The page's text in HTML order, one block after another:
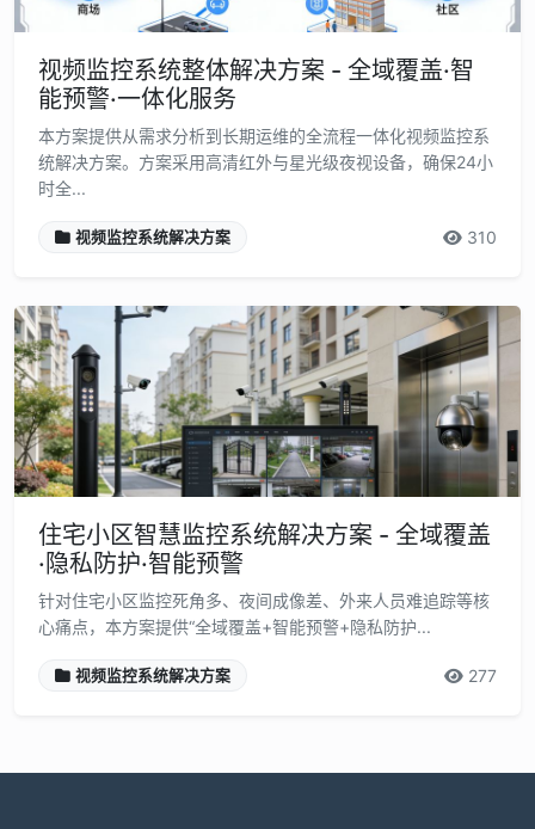
视频监控系统整体解决方案 - 全域覆盖·智
能预警·一体化服务
本方案提供从需求分析到长期运维的全流程一体化视频监控系
统解决方案。方案采用高清红外与星光级夜视设备，确保24小
时全...
视频监控系统解决方案 310
住宅小区智慧监控系统解决方案 - 全域覆盖
·隐私防护·智能预警
针对住宅小区监控死角多、夜间成像差、外来人员难追踪等核
心痛点，本方案提供“全域覆盖+智能预警+隐私防护...
视频监控系统解决方案 277